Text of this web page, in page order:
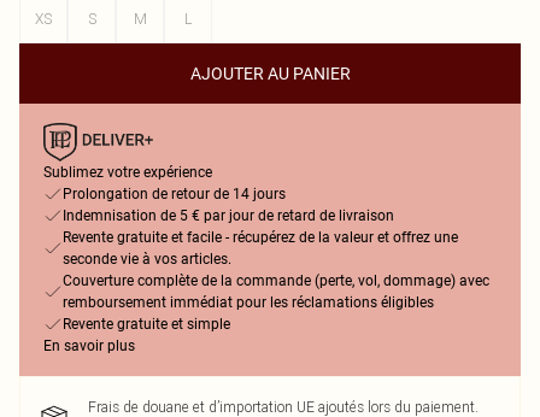
XS
S M L
AJOUTER AU PANIER
Sublimez votre expérience
Prolongation de retour de 14 jours
Indemnisation de 5 € par jour de retard de livraison
Revente gratuite et facile - récupérez de la valeur et offrez une
seconde vie à vos articles.
Couverture complète de la commande (perte, vol, dommage) avec
remboursement immédiat pour les réclamations éligibles
Revente gratuite et simple
En savoir plus
Frais de douane et d’importation UE ajoutés lors du paiement.